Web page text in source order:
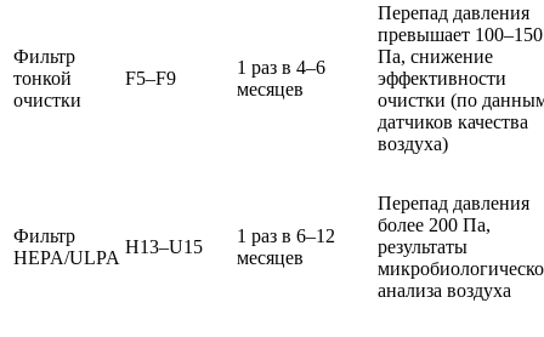
Фильтр
тонкой
очистки
F5–F9
1 раз в 4–6
месяцев
Перепад давления
превышает 100–150
Па, снижение
эффективности
очистки (по
датчиков качества
воздуха)
Фильтр
HEPA/ULPA
H13–U15
1 раз в 6–12
месяцев
Перепад давления
более 200 Па,
результаты
анализа воздуха